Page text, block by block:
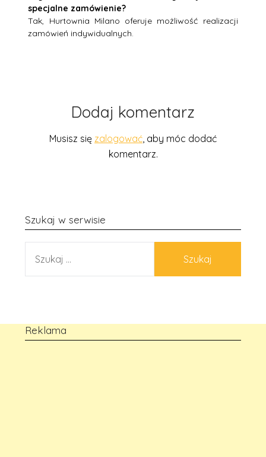
specjalne zamówienie?
Tak, Hurtownia Milano oferuje możliwość realizacji
zamówień indywidualnych.
Dodaj komentarz
Musisz się zalogować, aby móc dodać
komentarz.
Szukaj w serwisie
Reklama